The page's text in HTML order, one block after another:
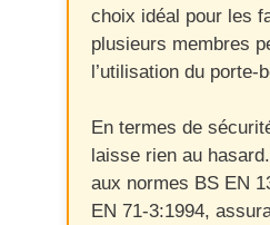
choix idéal pour les
plusieurs membres
l’utilisation du porte-
En termes de
laisse rien au
aux normes BS EN
EN 71-3:1994,